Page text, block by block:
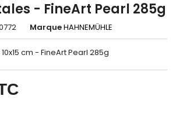
- FineArt Pearl 285g
MarqueHAHNEMÜHLE
cm - FineArt Pearl 285g